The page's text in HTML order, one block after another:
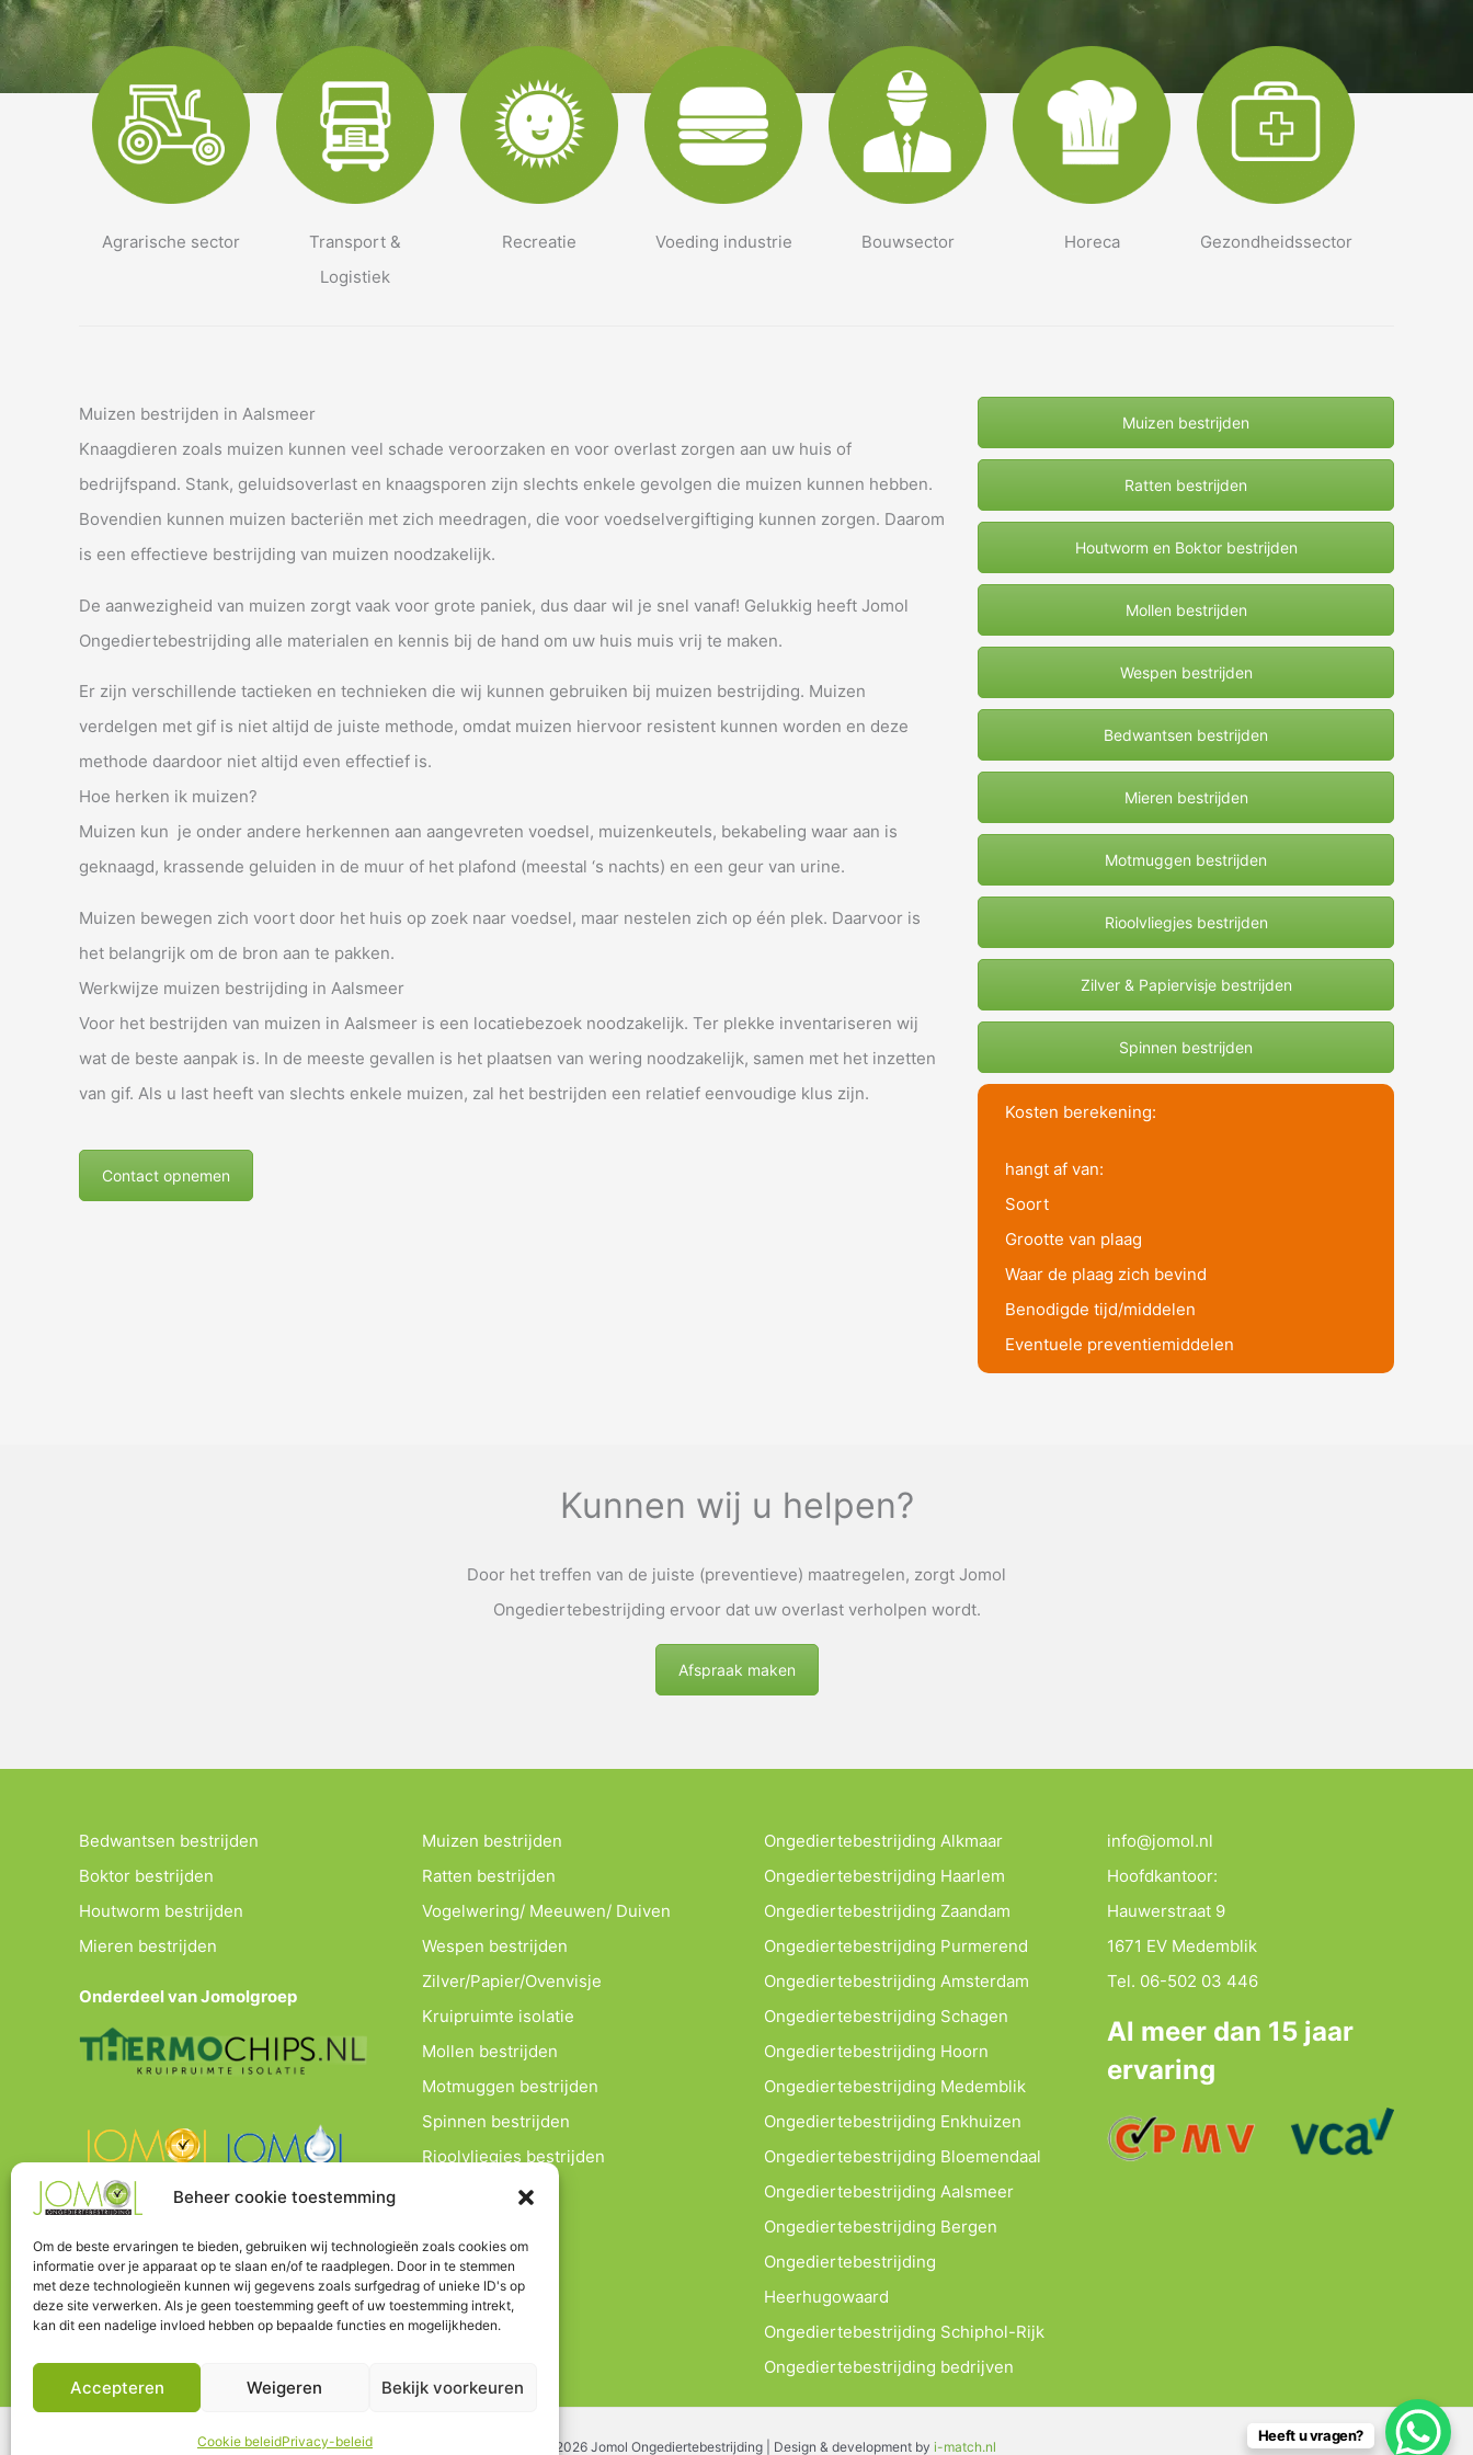
Beheer cookie toestemming
Om de beste ervaringen te bieden, gebruiken wij technologieën zoals cookies om
informatie over je apparaat op te slaan en/of te raadplegen. Door in te stemmen
met deze technologieën kunnen wij gegevens zoals surfgedrag of unieke ID's op
deze site verwerken. Als je geen toestemming geeft of uw toestemming intrekt,
kan dit een nadelige invloed hebben op bepaalde functies en mogelijkheden.
Accepteren Weigeren Bekijk voorkeuren
Cookie beleidPrivacy-beleid
Agrarische sector
Transport &
Logistiek
Recreatie Voeding industrie Bouwsector Horeca Gezondheidssector
Muizen bestrijden in Aalsmeer
Knaagdieren zoals muizen kunnen veel schade veroorzaken en voor overlast zorgen aan uw huis of
bedrijfspand. Stank, geluidsoverlast en knaagsporen zijn slechts enkele gevolgen die muizen kunnen hebben.
Bovendien kunnen muizen bacteriën met zich meedragen, die voor voedselvergiftiging kunnen zorgen. Daarom
is een effectieve bestrijding van muizen noodzakelijk.
De aanwezigheid van muizen zorgt vaak voor grote paniek, dus daar wil je snel vanaf! Gelukkig heeft Jomol
Ongediertebestrijding alle materialen en kennis bij de hand om uw huis muis vrij te maken.
Er zijn verschillende tactieken en technieken die wij kunnen gebruiken bij muizen bestrijding. Muizen
verdelgen met gif is niet altijd de juiste methode, omdat muizen hiervoor resistent kunnen worden en deze
methode daardoor niet altijd even effectief is.
Hoe herken ik muizen?
Muizen kun je onder andere herkennen aan aangevreten voedsel, muizenkeutels, bekabeling waar aan is
geknaagd, krassende geluiden in de muur of het plafond (meestal ‘s nachts) en een geur van urine.
Muizen bewegen zich voort door het huis op zoek naar voedsel, maar nestelen zich op één plek. Daarvoor is
het belangrijk om de bron aan te pakken.
Werkwijze muizen bestrijding in Aalsmeer
Voor het bestrijden van muizen in Aalsmeer is een locatiebezoek noodzakelijk. Ter plekke inventariseren wij
wat de beste aanpak is. In de meeste gevallen is het plaatsen van wering noodzakelijk, samen met het inzetten
van gif. Als u last heeft van slechts enkele muizen, zal het bestrijden een relatief eenvoudige klus zijn.
Contact opnemen
Muizen bestrijden
Ratten bestrijden
Houtworm en Boktor bestrijden
Mollen bestrijden
Wespen bestrijden
Bedwantsen bestrijden
Mieren bestrijden
Motmuggen bestrijden
Rioolvliegjes bestrijden
Zilver & Papiervisje bestrijden
Spinnen bestrijden
Kosten berekening:
hangt af van:
Soort
Grootte van plaag
Waar de plaag zich bevind
Benodigde tijd/middelen
Eventuele preventiemiddelen
Kunnen wij u helpen?
Door het treffen van de juiste (preventieve) maatregelen, zorgt Jomol
Ongediertebestrijding ervoor dat uw overlast verholpen wordt.
Afspraak maken
Bedwantsen bestrijden
Boktor bestrijden
Houtworm bestrijden
Mieren bestrijden
Onderdeel van Jomolgroep
Muizen bestrijden
Ratten bestrijden
Vogelwering/ Meeuwen/ Duiven
Wespen bestrijden
Zilver/Papier/Ovenvisje
Kruipruimte isolatie
Mollen bestrijden
Motmuggen bestrijden
Spinnen bestrijden
Rioolvliegjes bestrijden
Ongediertebestrijding Alkmaar
Ongediertebestrijding Haarlem
Ongediertebestrijding Zaandam
Ongediertebestrijding Purmerend
Ongediertebestrijding Amsterdam
Ongediertebestrijding Schagen
Ongediertebestrijding Hoorn
Ongediertebestrijding Medemblik
Ongediertebestrijding Enkhuizen
Ongediertebestrijding Bloemendaal
Ongediertebestrijding Aalsmeer
Ongediertebestrijding Bergen
Ongediertebestrijding
Heerhugowaard
Ongediertebestrijding Schiphol-Rijk
Ongediertebestrijding bedrijven
info@jomol.nl
Hoofdkantoor:
Hauwerstraat 9
1671 EV Medemblik
Tel. 06-502 03 446
Al meer dan 15 jaar
ervaring
Copyright © 2026 Jomol Ongediertebestrijding | Design & development by i-match.nl
Heeft u vragen?